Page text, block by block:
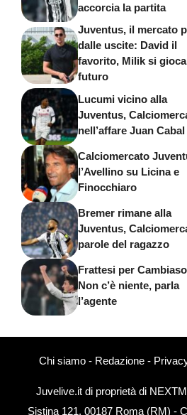
accorcia la partita
Juventus, il mercato
dalle uscite: David il
favorito, Milik si
futuro
Lucumi vicino alla
Juventus,
nell’affare Juan Cabal
Calciomercato
l’Avellino su Licina e
Finocchiaro
Bremer rimane alla
Juventus,
parole del ragazzo
Frattesi per
Non c’è niente, parla
l’agente
Chi siamo- Redazione-
Juvelive.it di proprietà di
Sistina 121, 00187 Roma (RM) -